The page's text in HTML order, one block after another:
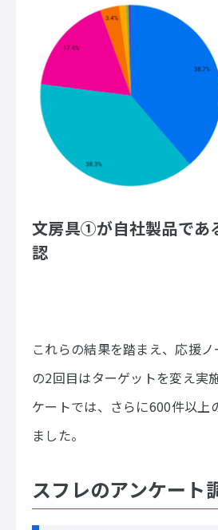
文房具①が自社製品であ
認
これらの結果を踏まえ、応援
の2回目はターゲットを変え実
ケートでは、さらに600件以上
ました。
スフレのアンケート